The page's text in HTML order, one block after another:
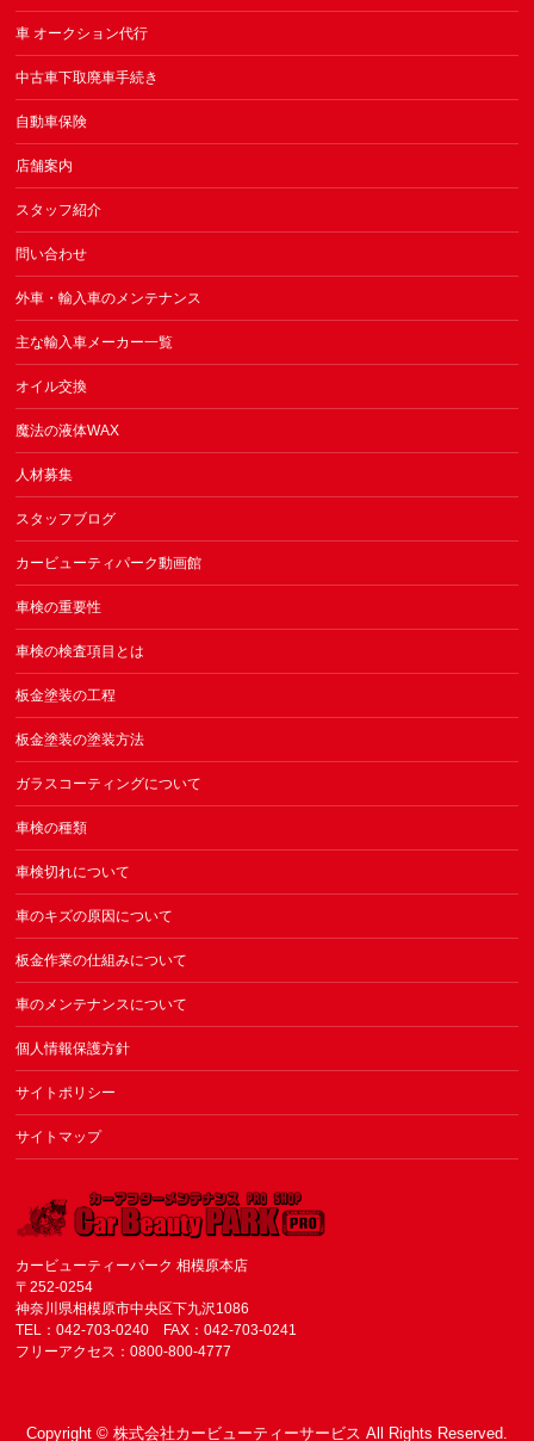
車 オークション代行
中古車下取廃車手続き
自動車保険
店舗案内
スタッフ紹介
問い合わせ
外車・輸入車のメンテナンス
主な輸入車メーカー一覧
オイル交換
魔法の液体WAX
人材募集
スタッフブログ
カービューティパーク動画館
車検の重要性
車検の検査項目とは
板金塗装の工程
板金塗装の塗装方法
ガラスコーティングについて
車検の種類
車検切れについて
車のキズの原因について
板金作業の仕組みについて
車のメンテナンスについて
個人情報保護方針
サイトポリシー
サイトマップ
カービューティーパーク 相模原本店
〒252-0254
神奈川県相模原市中央区下九沢1086
TEL：042-703-0240 FAX：042-703-0241
フリーアクセス：0800-800-4777
Copyright © 株式会社カービューティーサービス All Rights Reserved.